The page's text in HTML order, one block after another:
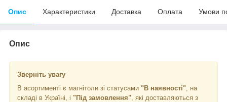
Опис Характеристики Доставка Оплата Умови
Опис
Зверніть увагу
В асортименті є магнітоли зі статусами "В наявності" , на
складі в Україні, і "Під замовлення" , які доставляються з